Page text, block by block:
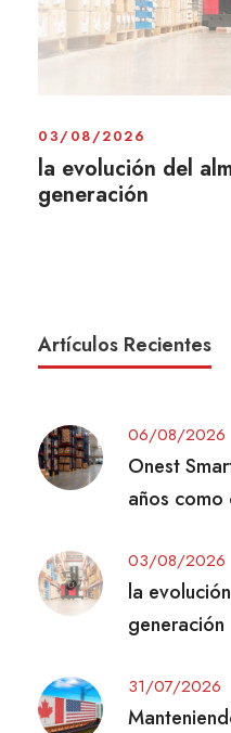
03/08/2026
la evolución del
generación
Artículos Recientes
06/08/2026
Onest
años
03/08/2026
la
generación
31/07/2026